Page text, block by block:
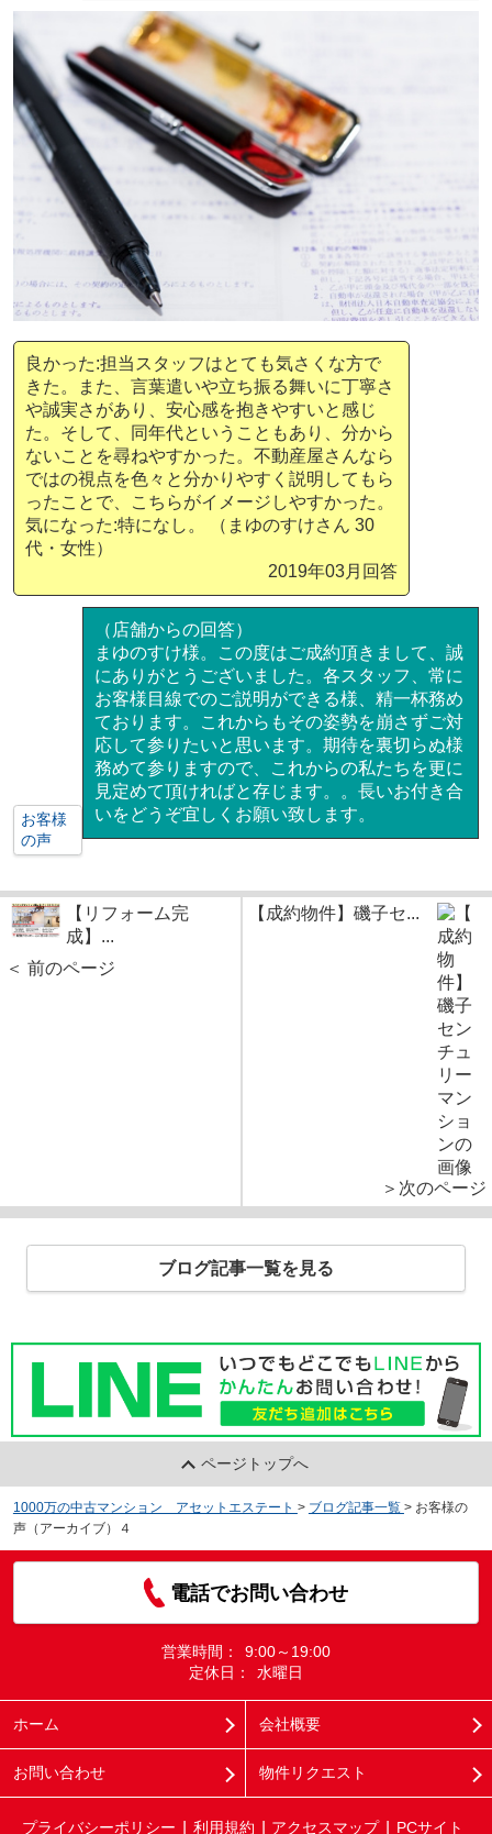
良かった:担当スタッフはとても気さくな方で
きた。また、言葉遣いや立ち振る舞いに丁寧さ
や誠実さがあり、安心感を抱きやすいと感じ
た。そして、同年代ということもあり、分から
ないことを尋ねやすかった。不動産屋さんなら
ではの視点を色々と分かりやすく説明してもら
ったことで、こちらがイメージしやすかった。
気になった:特になし。 （まゆのすけさん 30
代・女性）
2019年03月回答
（店舗からの回答）
まゆのすけ様。この度はご成約頂きまして、誠
にありがとうございました。各スタッフ、常に
お客様目線でのご説明ができる様、精一杯務め
ております。これからもその姿勢を崩さずご対
応して参りたいと思います。期待を裏切らぬ様
務めて参りますので、これからの私たちを更に
見定めて頂ければと存じます。。長いお付き合
いをどうぞ宜しくお願い致します。
お客様
の声
【リフォーム完
成】...
＜ 前のページ
【成約物件】磯子セ...
＞次のページ
ブログ記事一覧を見る
ページトップへ
1000万の中古マンション アセットエステート > ブログ記事一覧 > お客様の
声（アーカイブ）４
電話でお問い合わせ
営業時間：
9:00～19:00
定休日：
水曜日
ホーム 会社概要
お問い合わせ 物件リクエスト
プライバシーポリシー 利用規約 アクセスマップ PCサイト